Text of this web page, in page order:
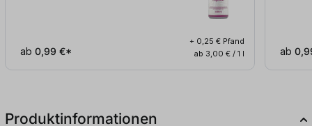
ab 0,99 €*
+ 0,25 € Pfand
ab 3,00 € / 1 l
ab
Produktinformationen